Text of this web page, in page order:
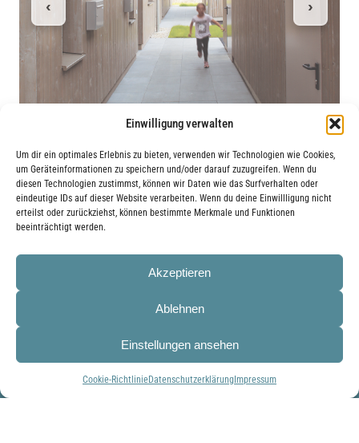
Einwilligung verwalten
Um dir ein optimales Erlebnis zu bieten, verwenden wir Technologien wie Cookies,
um Geräteinformationen zu speichern und/oder darauf zuzugreifen. Wenn du
diesen Technologien zustimmst, können wir Daten wie das Surfverhalten oder
eindeutige IDs auf dieser Website verarbeiten. Wenn du deine Einwillligung nicht
erteilst oder zurückziehst, können bestimmte Merkmale und Funktionen
beeinträchtigt werden.
Akzeptieren
Ablehnen
Einstellungen ansehen
Cookie-RichtlinieDatenschutzerklärung Impressum
‹ ›